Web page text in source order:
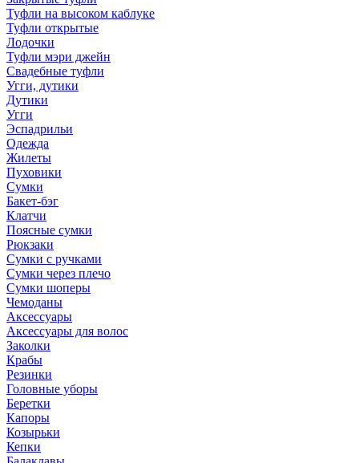
Туфли на высоком каблуке
Туфли открытые
Лодочки
Туфли мэри джейн
Свадебные туфли
Угги, дутики
Дутики
Угги
Эспадрильи
Одежда
Жилеты
Пуховики
Сумки
Бакет-бэг
Клатчи
Поясные сумки
Рюкзаки
Сумки с ручками
Сумки через плечо
Сумки шоперы
Чемоданы
Аксессуары
Аксессуары для волос
Заколки
Крабы
Резинки
Головные уборы
Беретки
Капоры
Козырьки
Кепки